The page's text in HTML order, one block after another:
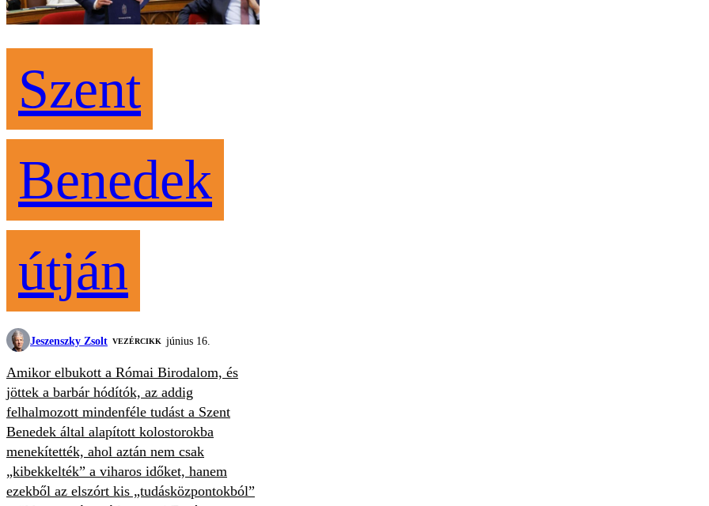
Szent
Benedek
útján
Jeszenszky Zsolt VEZÉRCIKK június 16.
Amikor elbukott a Római Birodalom, és
jöttek a barbár hódítók, az addig
felhalmozott mindenféle tudást a Szent
Benedek által alapított kolostorokba
menekítették, ahol aztán nem csak
„kibekkelték” a viharos időket, hanem
ezekből az elszórt kis „tudásközpontokból”